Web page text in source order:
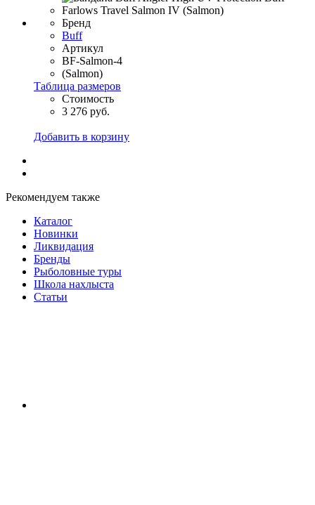
Бренд
Buff
Артикул
BF-Salmon-4
(Salmon)
Таблица размеров
Стоимость
3 276 руб.
Добавить в корзину
Рекомендуем также
Каталог
Новинки
Ликвидация
Бренды
Рыболовные туры
Школа нахлыста
Статьи